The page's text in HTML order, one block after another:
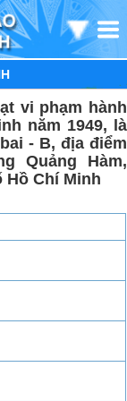
vi phạm hành
năm 1949, là
- B, địa điểm
Quảng Hàm,
Hồ Chí Minh